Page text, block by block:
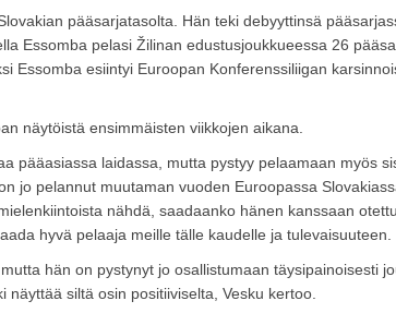
pääsarjatasolta. Hän teki debyyttinsä
Essomba pelasi Žilinan edustusjoukkueessa 26
Essomba esiintyi Euroopan Konferenssiliigan
näytöistä ensimmäisten viikkojen aikana.
pääasiassa laidassa, mutta pystyy pelaamaan myös
jo pelannut muutaman vuoden Euroopassa
nähdä, saadaanko hänen kanssaan
hyvä pelaaja meille tälle kaudelle ja tulevaisuuteen.
hän on pystynyt jo osallistumaan täysipainoisesti
siltä osin positiiviselta, Vesku kertoo.